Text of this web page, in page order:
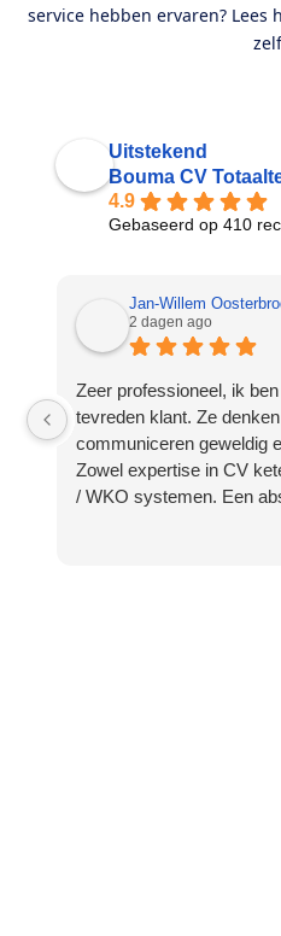
service hebben ervaren? Lees
Uitstekend
Bouma CV
4.9
Gebaseerd op 410
Jan-Willem
2 dagen ago
Zeer professioneel, ik
tevreden klant. Ze
communiceren geweldig
Zowel expertise in CV
/ WKO systemen. Een